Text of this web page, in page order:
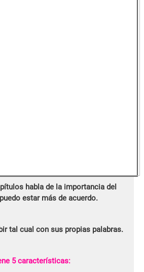
habla de la importancia del
estar más de acuerdo.
tal cual con sus propias palabras.
5 características: